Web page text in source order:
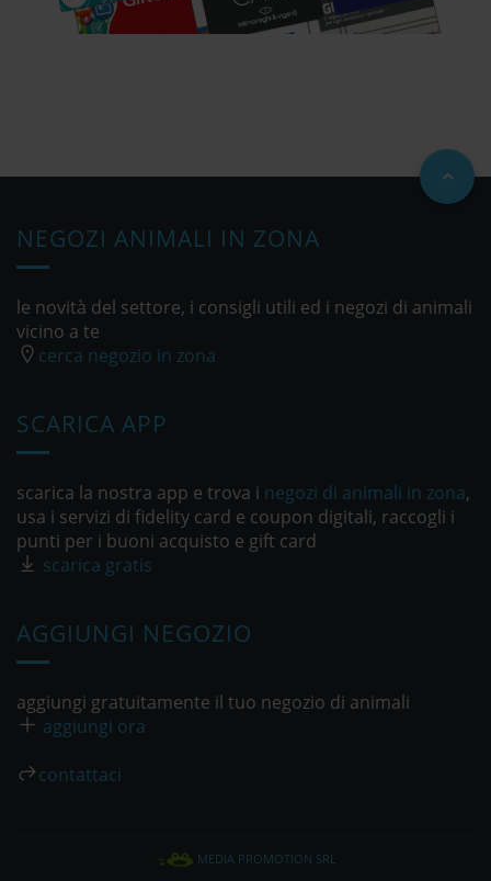
NEGOZI ANIMALI IN ZONA
le novità del settore, i consigli utili ed i negozi di animali
vicino a te
cerca negozio in zona
SCARICA APP
scarica la nostra app e trova i negozi di animali in zona,
usa i servizi di fidelity card e coupon digitali, raccogli i
punti per i buoni acquisto e gift card
scarica gratis
AGGIUNGI NEGOZIO
aggiungi gratuitamente il tuo negozio di animali
aggiungi ora
contattaci
MEDIA PROMOTION SRL